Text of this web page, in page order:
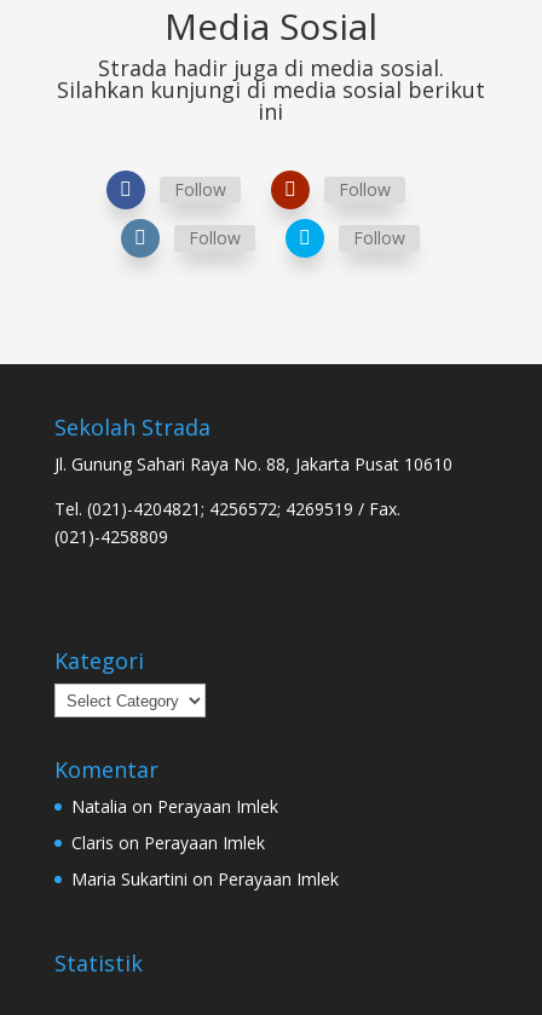
Media Sosial
Strada hadir juga di media sosial.
Silahkan kunjungi di media sosial berikut
ini
Follow Follow
Follow Follow
Sekolah Strada
Jl. Gunung Sahari Raya No. 88, Jakarta Pusat 10610
Tel. (021)-4204821; 4256572; 4269519 / Fax.
(021)-4258809
Kategori
Kategori
Komentar
Natalia on Perayaan Imlek
Claris on Perayaan Imlek
Maria Sukartini on Perayaan Imlek
Statistik